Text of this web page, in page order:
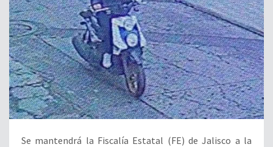
Se mantendrá la Fiscalía Estatal (FE) de Jalisco a la